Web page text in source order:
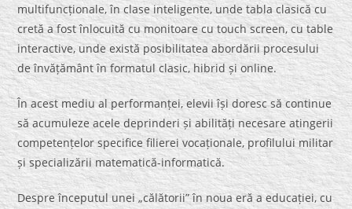
multifuncționale, în clase inteligente, unde tabla clasică cu
cretă a fost înlocuită cu monitoare cu touch screen, cu table
interactive, unde există posibilitatea abordării procesului
de învățământ în formatul clasic, hibrid și online.
În acest mediu al performanței, elevii își doresc să continue
să acumuleze acele deprinderi și abilități necesare atingerii
competențelor specifice filierei vocaționale, profilului militar
și specializării matematică-informatică.
Despre începutul unei „călătorii” în noua eră a educației, cu